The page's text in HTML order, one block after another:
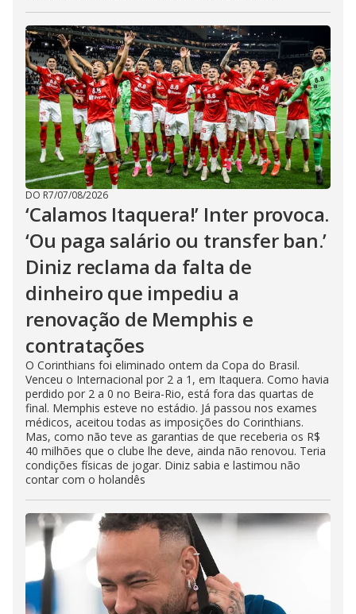
DO R7/07/08/2026
‘Calamos Itaquera!’ Inter provoca.
‘Ou paga salário ou transfer ban.’
Diniz reclama da falta de
dinheiro que impediu a
renovação de Memphis e
contratações
O Corinthians foi eliminado ontem da Copa do Brasil.
Venceu o Internacional por 2 a 1, em Itaquera. Como havia
perdido por 2 a 0 no Beira-Rio, está fora das quartas de
final. Memphis esteve no estádio. Já passou nos exames
médicos, aceitou todas as imposições do Corinthians.
Mas, como não teve as garantias de que receberia os R$
40 milhões que o clube lhe deve, ainda não renovou. Teria
condições físicas de jogar. Diniz sabia e lastimou não
contar com o holandês